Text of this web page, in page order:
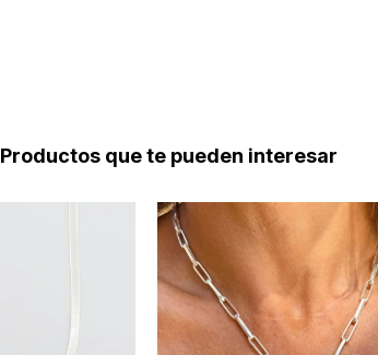
Productos que te pueden interesar